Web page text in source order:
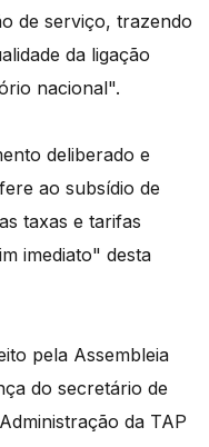
de serviço, trazendo
da ligação
nacional".
deliberado e
ao subsídio de
taxas e tarifas
imediato" desta
pela Assembleia
do secretário de
da TAP